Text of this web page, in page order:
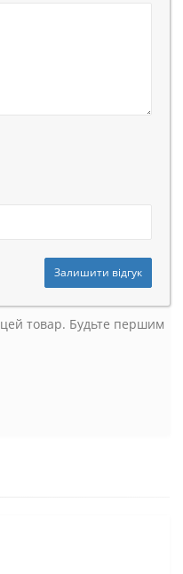
Залишити відгук
товар. Будьте першим